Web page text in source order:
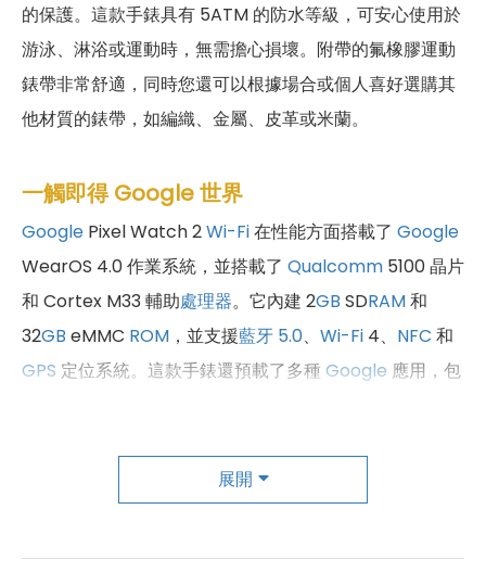
的保護。這款手錶具有 5ATM 的防水等級，可安心使用於
游泳、淋浴或運動時，無需擔心損壞。附帶的氟橡膠運動
錶帶非常舒適，同時您還可以根據場合或個人喜好選購其
他材質的錶帶，如編織、金屬、皮革或米蘭。
一觸即得 Google 世界
Google Pixel Watch 2Wi-Fi在性能方面搭載了 Google
WearOS 4.0 作業系統，並搭載了 Qualcomm 5100 晶片
和 Cortex M33 輔助處理器。它內建 2GB SDRAM和
32GB eMMC ROM ，並支援藍牙 5.0、 Wi-Fi 4、 NFC 和
GPS 定位系統。這款手錶還預載了多種 Google 應用，包
全方位健康監測和個性化運動指導
GooglePixel Watch 2Wi-Fi擁有健康監測功能，包括心
展開